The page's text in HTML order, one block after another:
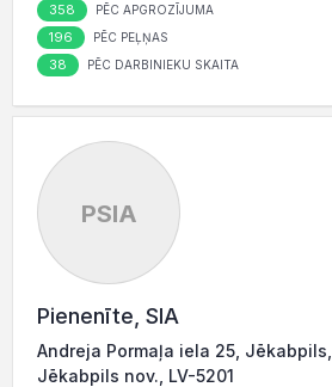
358 PĒC APGROZĪJUMA
196 PĒC PEĻŅAS
38 PĒC DARBINIEKU SKAITA
PSIA
Pienenīte, SIA
Andreja Pormaļa iela 25, Jēkabpils,
Jēkabpils nov., LV-5201